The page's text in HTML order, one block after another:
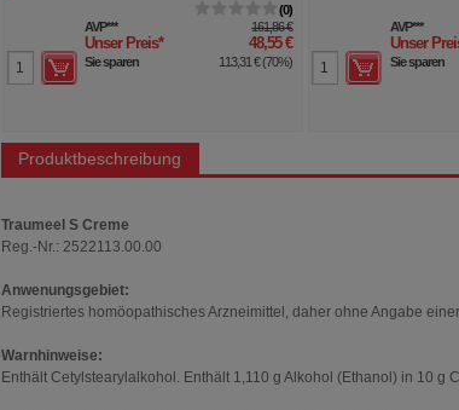
0
AVP*** 161,86 €
Unser Preis* 48,55 €
Sie sparen 113,31 €(70%)
AVP***
Unser
Sie sparen
Produktbeschreibung
Traumeel S Creme
Reg.-Nr.: 2522113.00.00
Anwenungsgebiet:
Registriertes homöopathisches Arzneimittel, daher ohne Angabe
Warnhinweise:
Enthält Cetylstearylalkohol. Enthält 1,110 g Alkohol (Ethanol) in 10 g